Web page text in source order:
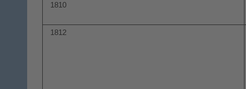
1810
1812